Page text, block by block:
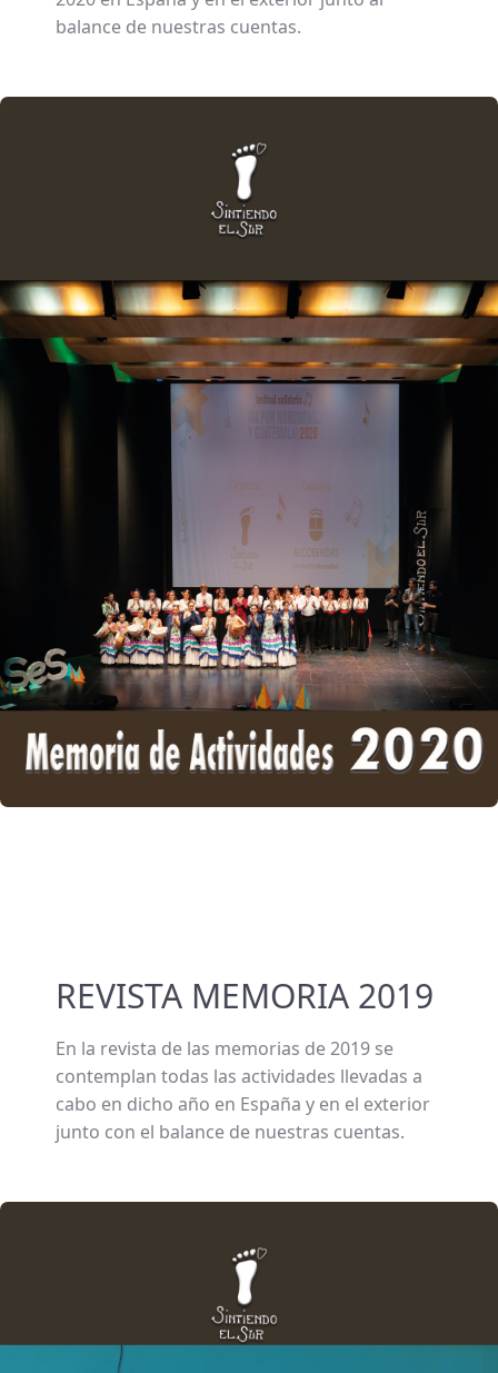
balance de nuestras cuentas.
REVISTA MEMORIA 2019
En la revista de las memorias de 2019 se
contemplan todas las actividades llevadas a
cabo en dicho año en España y en el exterior
junto con el balance de nuestras cuentas.